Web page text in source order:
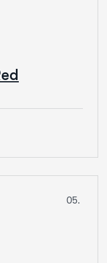
05.